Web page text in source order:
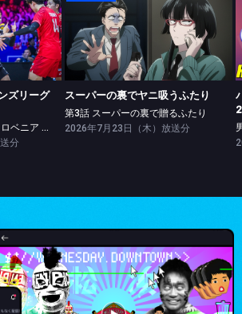
リーグ2026
男子 3位決定戦 日本vsスロベニア ハイライト
ズリーグ
男子 3位決定戦 日本vsスロベニア ハイライト
分
スーパーの裏でヤニ吸うふたり
第3話 スーパーの裏で贈るふたり
スーパーの裏でヤニ吸うふたり
第3話 スーパーの裏で贈るふたり
2026年7月23日（木）放送分